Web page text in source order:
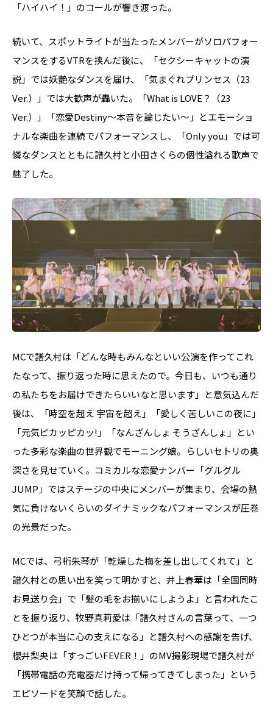
「ハイハイ！」のコールが響き渡った。
続いて、スポットライトが当たったメンバーがソロパフォー
マンスをするVTRを挟んだ後に、「セクシーキャットの演
説」では妖艶なダンスを届け、「気まぐれプリンセス（23
Ver.）」では大歓声が轟いた。「What is LOVE？（23
Ver.）」「恋愛Destiny～本音を論じたい～」とエモーショ
ナルな楽曲を連続でパフォーマンスし、「Only you」では可
憐なダンスとともに譜久村と小田さくらの個性溢れる歌声で
魅了した。
MCで譜久村は「どんな時もみんなといい公演を作ってこれ
たなって、振り返った時に思えたので。今日も、いつも通り
の私たちをお届けできたらいいなと思います」と意気込んだ
後は、「時空を超え 宇宙を超え」「愛しく苦しいこの夜に」
「元気ピカッピカッ!」「なんざんしょ そうざんしょ」とい
った多彩な楽曲の世界観でモーニング娘。らしいセトリの奥
深さを見せていく。コミカルな恋愛ナンバー「グルグル
JUMP」ではステージの中央にメンバーが集まり、会場の熱
気に負けないくらいのダイナミックなパフォーマンスが圧巻
の光景だった。
MCでは、弓桁朱琴が「乾燥した梅を差し出してくれて」と
譜久村との思い出を笑って明かすと、井上春華は「全国同時
お見送り会」で「髪の毛をお揃いにしようよ」と言われたこ
とを振り返り、牧野真莉愛は「譜久村さんの言葉って、一つ
ひとつが本当に心の支えになる」と譜久村への感謝を告げ、
櫻井梨央は「すっごいFEVER！」のMV撮影現場で譜久村が
「携帯電話の充電器だけ持って帰ってきてしまった」という
エピソードを笑顔で話した。